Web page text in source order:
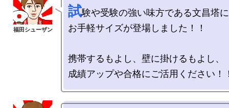
試験や受験の強い味方である文昌塔に
お手軽サイズが登場しました！！
携帯するもよし、壁に掛けるもよし、